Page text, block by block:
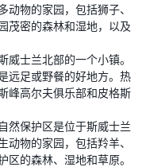
动物的家园，包括狮子、
茂密的森林和湿地，以及
威士兰北部的一个小镇。
远足或野餐的好地方。热
峰高尔夫俱乐部和皮格斯
然保护区是位于斯威士兰
物的家园，包括羚羊、
的森林、湿地和草原。